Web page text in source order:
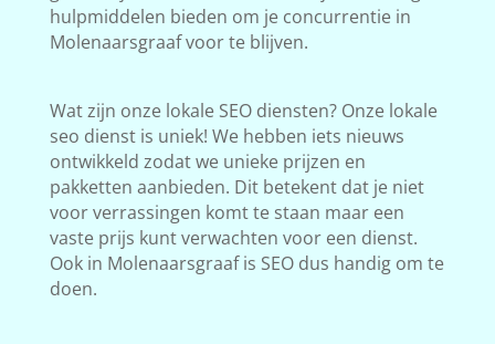
hulpmiddelen bieden om je concurrentie in
Molenaarsgraaf voor te blijven.
Wat zijn onze lokale SEO diensten? Onze lokale
seo dienst is uniek! We hebben iets nieuws
ontwikkeld zodat we unieke prijzen en
pakketten aanbieden. Dit betekent dat je niet
voor verrassingen komt te staan maar een
vaste prijs kunt verwachten voor een dienst.
Ook in Molenaarsgraaf is SEO dus handig om te
doen.